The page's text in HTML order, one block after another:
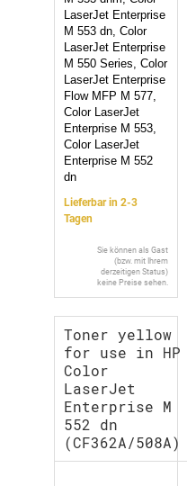
LaserJet Enterprise
M 553 dn, Color
LaserJet Enterprise
M 550 Series, Color
LaserJet Enterprise
Flow MFP M 577,
Color LaserJet
Enterprise M 553,
Color LaserJet
Enterprise M 552
dn
Lieferbar in 2-3
Tagen
Sie können als Gast
(bzw. mit Ihrem
derzeitigen Status)
keine Preise sehen.
Toner yellow
for use in HP
Color
LaserJet
Enterprise M
552 dn
(CF362A/508A)